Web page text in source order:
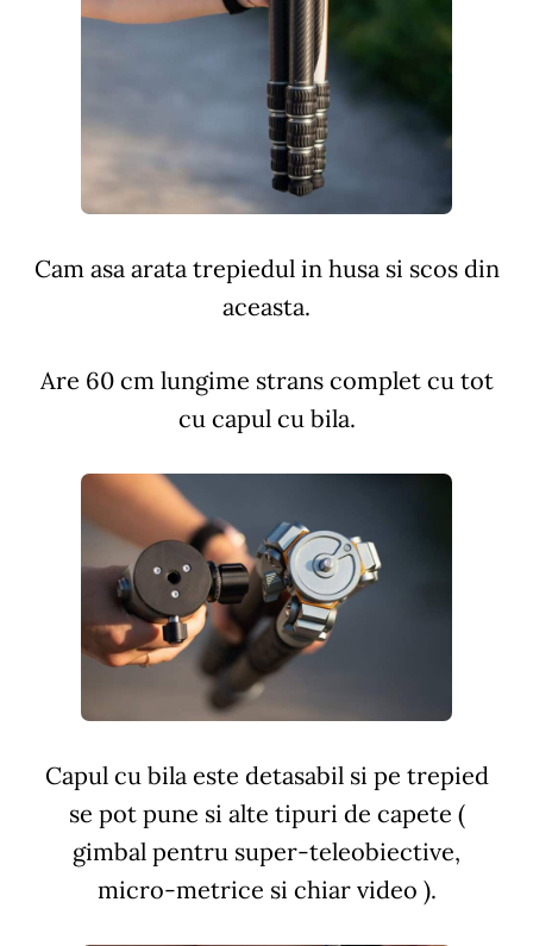
Cam asa arata trepiedul in husa si scos din
aceasta.
Are 60 cm lungime strans complet cu tot
cu capul cu bila.
Capul cu bila este detasabil si pe trepied
se pot pune si alte tipuri de capete (
gimbal pentru super-teleobiective,
micro-metrice si chiar video ).